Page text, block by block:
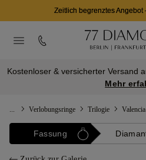
Zeitlich begrenztes Angebot
Kostenloser & versicherter Versand
Mehr
Verlobungsringe Trilogie Valencia
Fassung